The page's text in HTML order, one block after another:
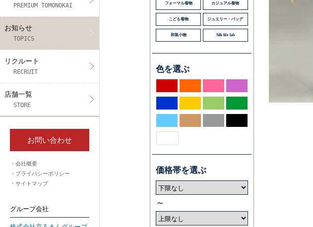
PREMIUM TOMONOKAI
お知らせ
TOPICS
リクルート
RECRUIT
店舗一覧
STORE
お問い合わせ
会社概要
プライバシーポリシー
サイトマップ
グループ会社
フォーマル着物 カジュアル着物
こども着物 ジュエリー・バッグ
和装小物 Silk life lab
色を選ぶ
価格帯を選ぶ
～